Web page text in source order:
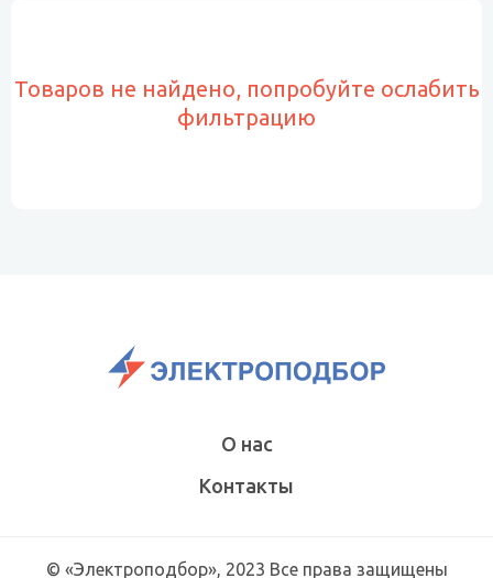
Товаров не найдено, попробуйте ослабить
фильтрацию
О нас
Контакты
© «Электроподбор», 2023 Все права защищены